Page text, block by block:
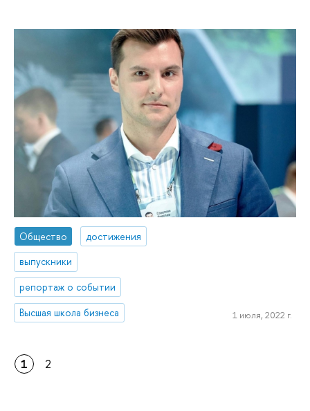
Общество
достижения
выпускники
репортаж о событии
Высшая школа бизнеса
1 июля, 2022 г.
1 2